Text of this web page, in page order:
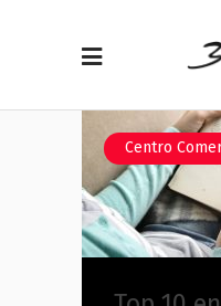
Centro